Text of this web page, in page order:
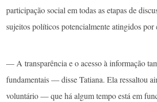
participação social em todas as etapas de
sujeitos políticos potencialmente atingidos por
— A transparência e o acesso à informação
fundamentais — disse Tatiana. Ela ressaltou
voluntário — que há algum tempo está em